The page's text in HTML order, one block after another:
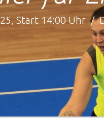
Start 14:00 Uhr /